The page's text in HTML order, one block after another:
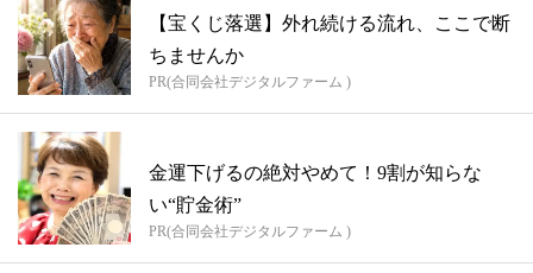
【宝くじ落選】外れ続ける流れ、ここで断
ちませんか
PR(合同会社デジタルファーム )
金運下げるの絶対やめて！9割が知らな
い“貯金術”
PR(合同会社デジタルファーム )